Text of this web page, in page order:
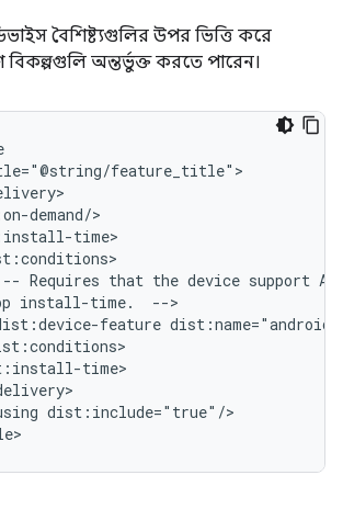
বৈশিষ্ট্যগুলির উপর ভিত্তি করে
বিকল্পগুলি অন্তর্ভুক্ত করতে পারেন।
Requires that the device support AR
install-time.
feature
dist:include="true"/>